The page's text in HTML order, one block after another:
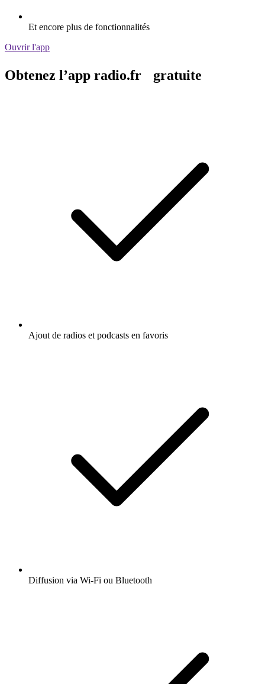
Et encore plus de fonctionnalités
Ouvrir l'app
Obtenez l’app radio.fr gratuite
Ajout de radios et podcasts en favoris
Diffusion via Wi-Fi ou Bluetooth